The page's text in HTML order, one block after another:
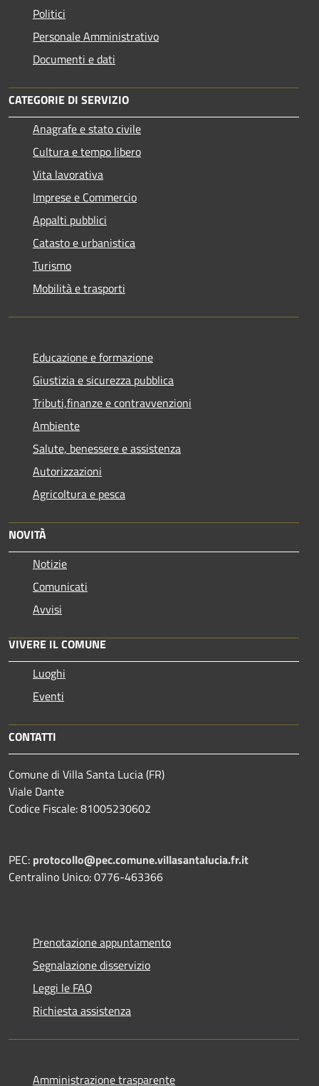
Politici
Personale Amministrativo
Documenti e dati
CATEGORIE DI SERVIZIO
Anagrafe e stato civile
Cultura e tempo libero
Vita lavorativa
Imprese e Commercio
Appalti pubblici
Catasto e urbanistica
Turismo
Mobilità e trasporti
Educazione e formazione
Giustizia e sicurezza pubblica
Tributi,finanze e contravvenzioni
Ambiente
Salute, benessere e assistenza
Autorizzazioni
Agricoltura e pesca
NOVITÀ
Notizie
Comunicati
Avvisi
VIVERE IL COMUNE
Luoghi
Eventi
CONTATTI
Comune di Villa Santa Lucia (FR)
Viale Dante
Codice Fiscale: 81005230602
PEC: protocollo@pec.comune.villasantalucia.fr.it
Centralino Unico: 0776-463366
Prenotazione appuntamento
Segnalazione disservizio
Leggi le FAQ
Richiesta assistenza
Amministrazione trasparente